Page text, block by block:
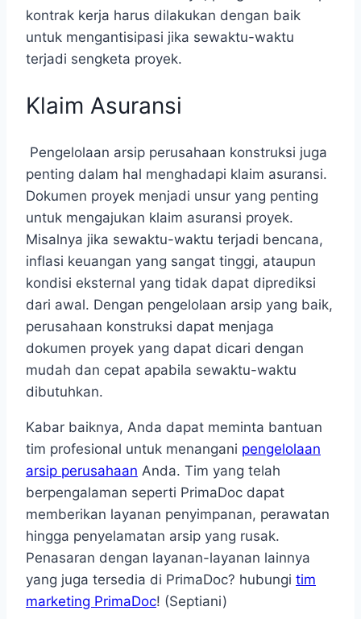
kontrak kerja harus dilakukan dengan baik
untuk mengantisipasi jika sewaktu-waktu
terjadi sengketa proyek.
Klaim Asuransi
Pengelolaan arsip perusahaan konstruksi juga
penting dalam hal menghadapi klaim asuransi.
Dokumen proyek menjadi unsur yang penting
untuk mengajukan klaim asuransi proyek.
Misalnya jika sewaktu-waktu terjadi bencana,
inflasi keuangan yang sangat tinggi, ataupun
kondisi eksternal yang tidak dapat diprediksi
dari awal. Dengan pengelolaan arsip yang baik,
perusahaan konstruksi dapat menjaga
dokumen proyek yang dapat dicari dengan
mudah dan cepat apabila sewaktu-waktu
dibutuhkan.
Kabar baiknya, Anda dapat meminta bantuan
tim profesional untuk menangani pengelolaan
arsip perusahaan Anda. Tim yang telah
berpengalaman seperti PrimaDoc dapat
memberikan layanan penyimpanan, perawatan
hingga penyelamatan arsip yang rusak.
Penasaran dengan layanan-layanan lainnya
yang juga tersedia di PrimaDoc? hubungi tim
marketing PrimaDoc! (Septiani)